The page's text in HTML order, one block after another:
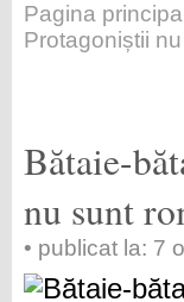
Pagina
Protagoniștii
Bătaie-
nu sunt
• publicat la: 7